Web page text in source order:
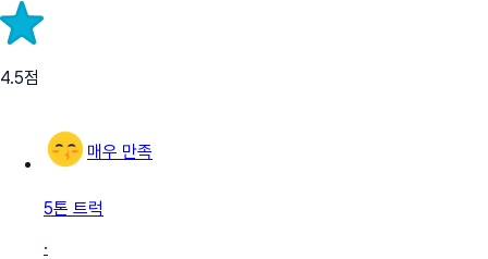
4.5점
매우 만족
5톤 트럭
·